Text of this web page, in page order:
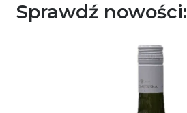
Sprawdź nowości: